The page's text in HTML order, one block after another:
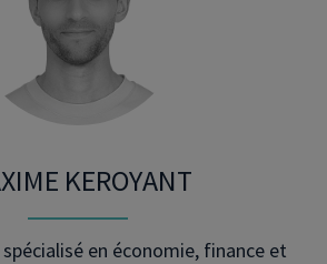
KEROYANT
en économie, finance et